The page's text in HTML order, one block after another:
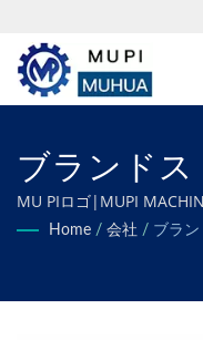
ブランド
機械メー
MU PIロゴ|MUPI
乾燥、脱水食品の加工ニ
Home / 会社 / ブラ